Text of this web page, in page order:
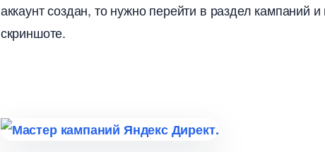
аккаунт создан, то нужно перейти в раздел кампаний
скриншоте.